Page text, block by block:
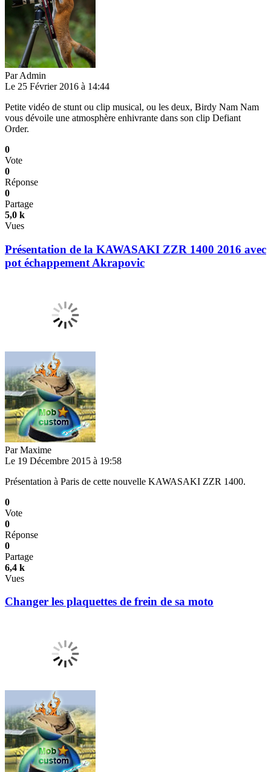
ParAdmin
Le 25 Février 2016 à 14:44
Petite vidéo de stunt ou clip musical, ou les deux, Birdy Nam Nam
vous dévoile une atmosphère enhivrante dans son clip Defiant
Order.
0
Vote
0
Réponse
0
Partage
5,0 k
Vues
Présentation de la KAWASAKI ZZR 1400 2016 avec
pot échappement Akrapovic
ParMaxime
Le 19 Décembre 2015 à 19:58
Présentation à Paris de cette nouvelle KAWASAKI ZZR 1400.
0
Vote
0
Réponse
0
Partage
6,4 k
Vues
Changer les plaquettes de frein de sa moto